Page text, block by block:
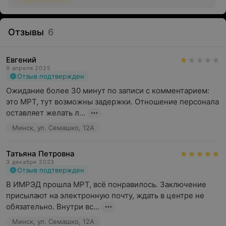
МРТ позвоночника и суставов;
МРТ органов таза и брюшной полости;
МРТ височно-нижнечелюстного сустава.
оптимизировать время сканирования без снижения
качества получаемых изображений.
Основные параметры для выполнения
МРТ в IMRED:
Отзывы 6
Евгений
9 апреля 2025
Отзыв подтвержден
Ожидание более 30 минут по записи с комментарием:
это МРТ, тут возможны задержки. Отношение персонала
оставляет желать л...
Минск, ул. Семашко, 12А
Татьяна Петровна
3 декабря 2023
Отзыв подтвержден
В ИМРЭД прошла МРТ, всё понравилось. Заключение
присылают на электронную почту, ждать в центре не
обязательно. Внутри вс...
Минск, ул. Семашко, 12А